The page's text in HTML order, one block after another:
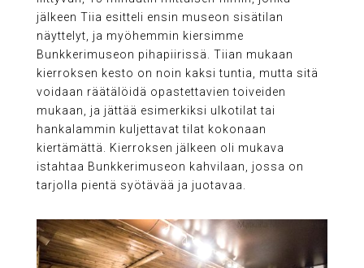
jälkeen Tiia esitteli ensin museon sisätilan
näyttelyt, ja myöhemmin kiersimme
Bunkkerimuseon pihapiirissä. Tiian mukaan
kierroksen kesto on noin kaksi tuntia, mutta sitä
voidaan räätälöidä opastettavien toiveiden
mukaan, ja jättää esimerkiksi ulkotilat tai
hankalammin kuljettavat tilat kokonaan
kiertämättä. Kierroksen jälkeen oli mukava
istahtaa Bunkkerimuseon kahvilaan, jossa on
tarjolla pientä syötävää ja juotavaa.